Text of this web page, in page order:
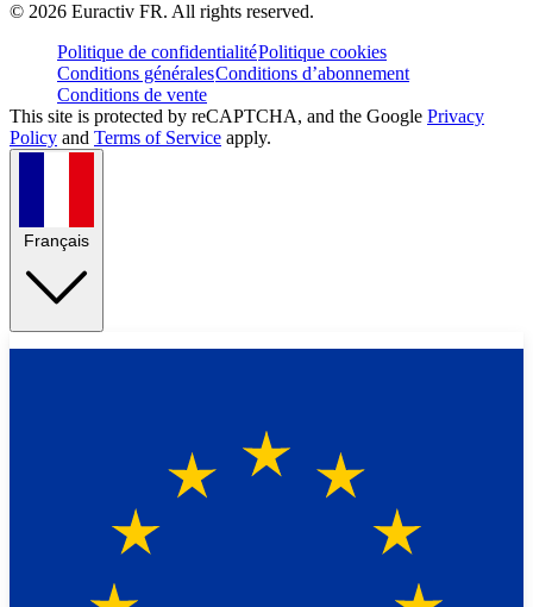
© 2026 Euractiv FR. All rights reserved.
Politique de confidentialitéPolitique cookies
Conditions généralesConditions d’abonnement
Conditions de vente
This site is protected by reCAPTCHA, and the Google Privacy
Policy and Terms of Service apply.
Français